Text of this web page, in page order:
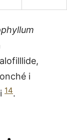
i
14.